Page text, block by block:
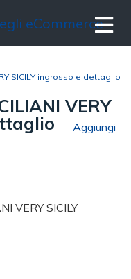
SICILY ingrosso e dettaglio
VERY
Aggiungi